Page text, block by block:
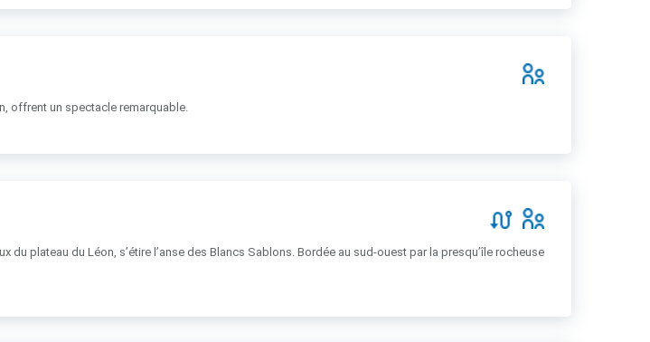
offrent un spectacle remarquable.
du plateau du Léon, s’étire l’anse des Blancs Sablons. Bordée au sud-ouest par la presqu’île rocheuse